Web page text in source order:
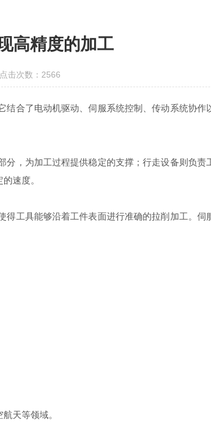
高精度的加工
击次数：2566
了电动机驱动、伺服系统控制、传动系统协作
为加工过程提供稳定的支撑；行走设备则负责
速度。
具能够沿着工件表面进行准确的拉削加工。伺
天等领域。